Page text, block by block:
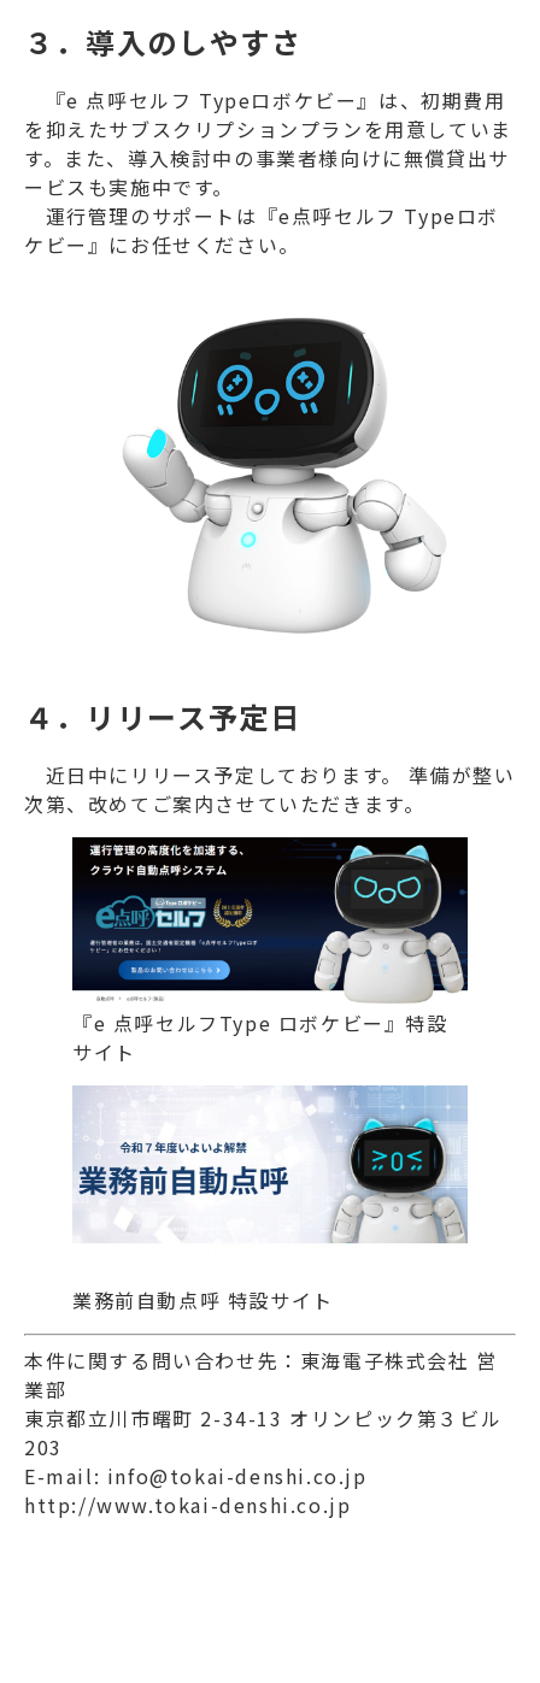
３．導入のしやすさ
『e 点呼セルフ Typeロボケビー』は、初期費用
を抑えたサブスクリプションプランを用意していま
す。また、導入検討中の事業者様向けに無償貸出サ
ービスも実施中です。
運行管理のサポートは『e点呼セルフ Typeロボ
ケビー 』にお任せください。
４．リリース予定日
近日中にリリース予定しております。 準備が整い
次第、改めてご案内させていただきます。
『e 点呼セルフType ロボケビー』特設
サイト
業務前自動点呼 特設サイト
本件に関する問い合わせ先：東海電子株式会社 営
業部
東京都立川市曙町 2-34-13 オリンピック第３ビル
203
E-mail: info@tokai-denshi.co.jp
http://www.tokai-denshi.co.jp